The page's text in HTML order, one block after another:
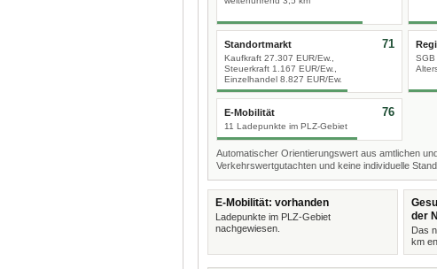
Standortmarkt
Kaufkraft 27.307 EUR/Ew.,
Steuerkraft 1.167 EUR/Ew.,
Einzelhandel 8.827 EUR/Ew.
71
SGB
E-Mobilität
11 Ladepunkte im PLZ-Gebiet
76
Automatischer Orientierungswert aus amtlichen
Verkehrswertgutachten und keine individuelle
E-Mobilität: vorhanden
Ladepunkte im PLZ-Gebiet
nachgewiesen.
der
Das
km